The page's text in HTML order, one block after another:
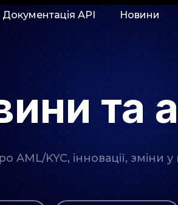
Документація АРІ Новини
та
AML/KYC, інновації, зміни